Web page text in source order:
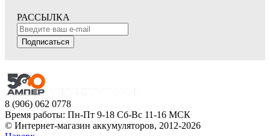
РАССЫЛКА
Подписаться
8 (906) 062 0778
Время работы: Пн-Пт 9-18 Сб-Вс 11-16 МСК
© Интернет-магазин аккумуляторов, 2012-2026